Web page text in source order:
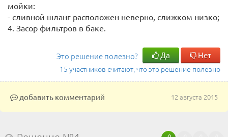
мойки:
- сливной шланг расположен неверно, слижком низко;
4. Засор фильтров в баке.
Это решение полезно? Да Нет
15 участников считают, что это решение полезно
12 августа 2015
добавить комментарий